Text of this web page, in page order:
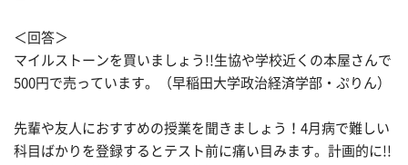
＜回答＞
マイルストーンを買いましょう!!生協や学校近くの本屋さんで
500円で売っています。（早稲田大学政治経済学部・ぷりん）
先輩や友人におすすめの授業を聞きましょう！4月病で難しい
科目ばかりを登録するとテスト前に痛い目みます。計画的に!!